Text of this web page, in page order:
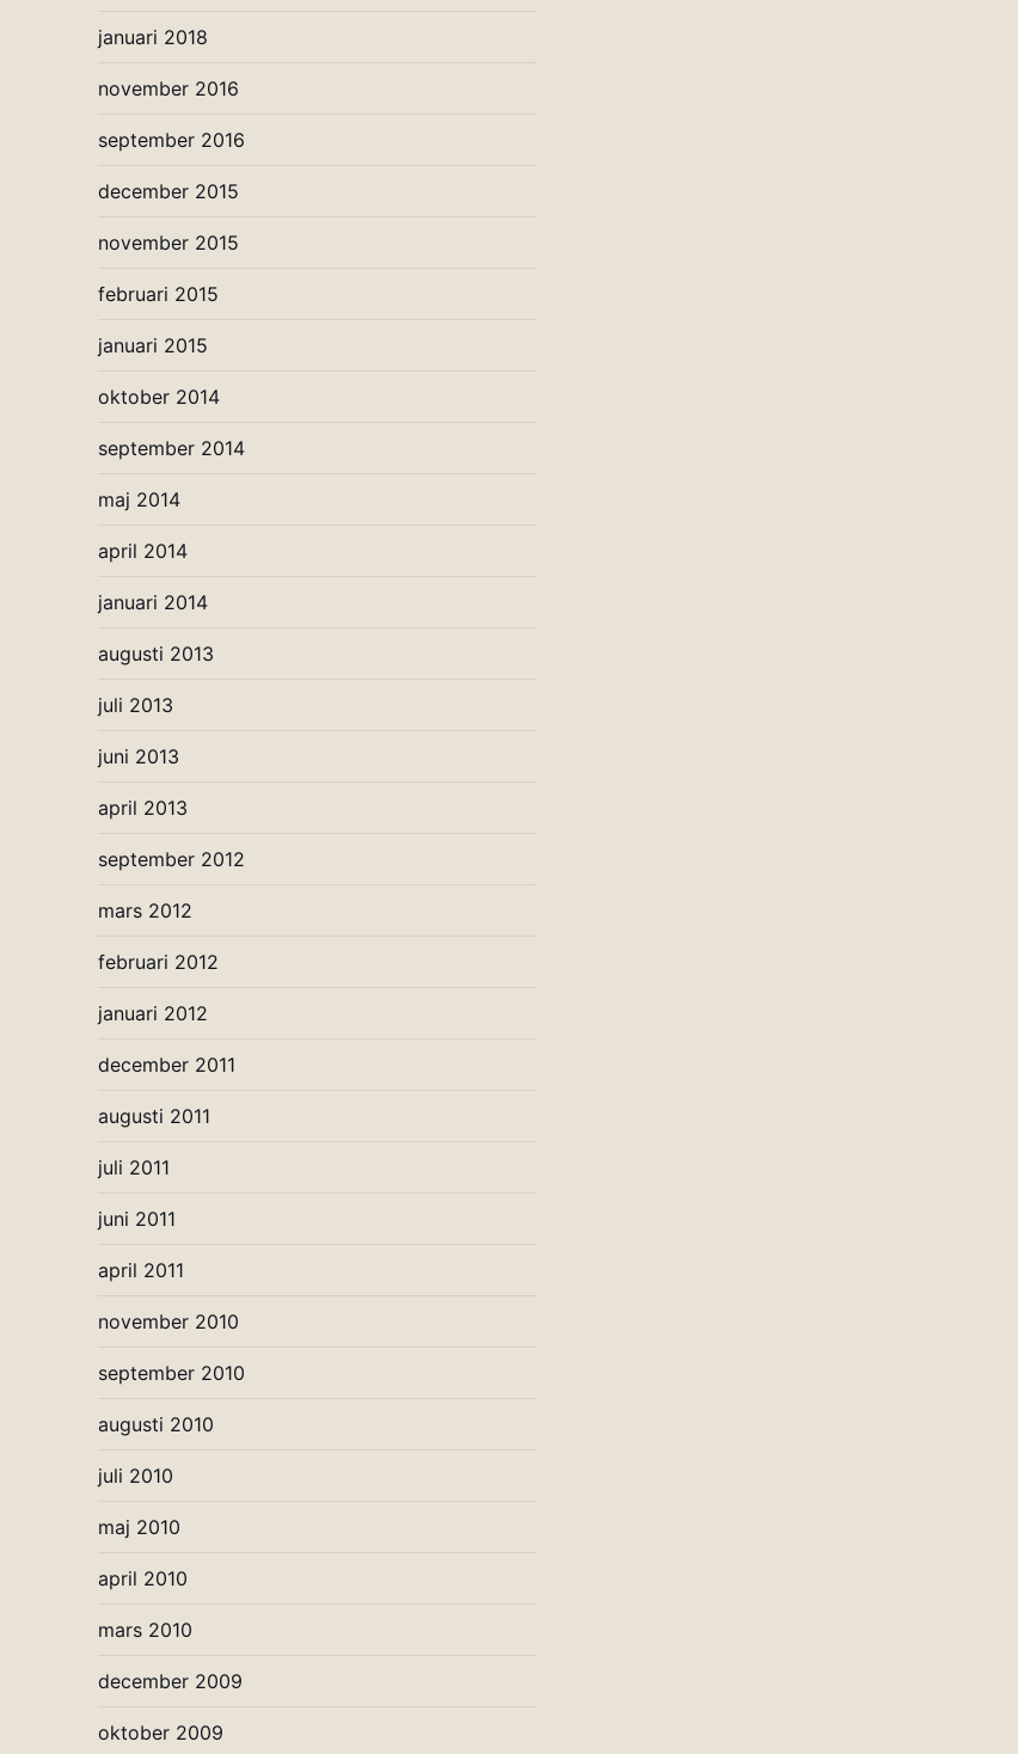
januari 2018
november 2016
september 2016
december 2015
november 2015
februari 2015
januari 2015
oktober 2014
september 2014
maj 2014
april 2014
januari 2014
augusti 2013
juli 2013
juni 2013
april 2013
september 2012
mars 2012
februari 2012
januari 2012
december 2011
augusti 2011
juli 2011
juni 2011
april 2011
november 2010
september 2010
augusti 2010
juli 2010
maj 2010
april 2010
mars 2010
december 2009
oktober 2009